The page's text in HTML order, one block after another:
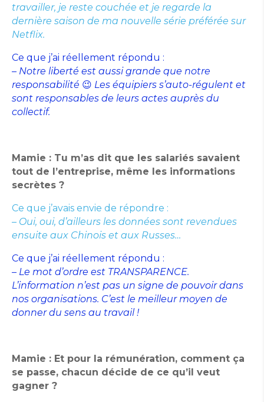
travailler, je reste couchée et je regarde la
dernière saison de ma nouvelle série préférée sur
Netflix.
Ce que j’ai réellement répondu :
– Notre liberté est aussi grande que notre
responsabilité 😉 Les équipiers s’auto-régulent et
sont responsables de leurs actes auprès du
collectif.
Mamie : Tu m’as dit que les salariés savaient
tout de l’entreprise, même les informations
secrètes ?
Ce que j’avais envie de répondre :
– Oui, oui, d’ailleurs les données sont revendues
ensuite aux Chinois et aux Russes…
Ce que j’ai réellement répondu :
– Le mot d’ordre est TRANSPARENCE.
L’information n’est pas un signe de pouvoir dans
nos organisations. C’est le meilleur moyen de
donner du sens au travail !
Mamie : Et pour la rémunération, comment ça
se passe, chacun décide de ce qu’il veut
gagner ?